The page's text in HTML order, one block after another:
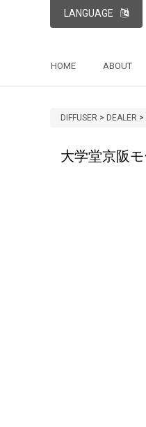
LANGUAGE
HOME ABOUT
DIFFUSER > DEALER >
大学堂京阪